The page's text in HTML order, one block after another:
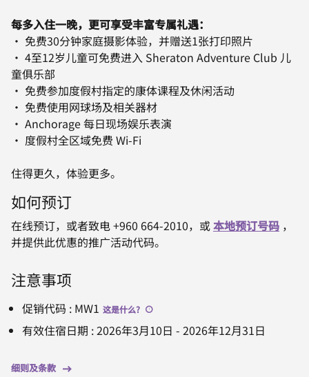
每多入住一晚，更可享受丰富专属礼遇：
• 免费30分钟家庭摄影体验，并赠送1张打印照片
• 4至12岁儿童可免费进入 Sheraton Adventure Club 儿
童俱乐部
• 免费参加度假村指定的康体课程及休闲活动
• 免费使用网球场及相关器材
• Anchorage 每日现场娱乐表演
• 度假村全区域免费 Wi-Fi
住得更久，体验更多。
如何预订
在线预订，或者致电 +960 664-2010，或本地预订号码 ，
并提供此优惠的推广活动代码。
注意事项
促销代码 : MW1 这是什么?
有效住宿日期 :2026年3月10日 - 2026年12月31日
细则及条款